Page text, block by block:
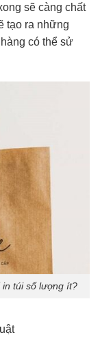
sẽ càng chất
tạo ra những
có thể sử
túi số lượng ít?